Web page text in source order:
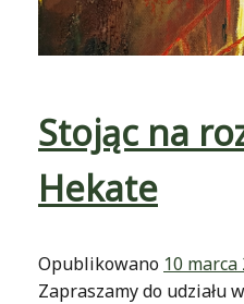
Stojąc na
Hekate
Opublikowano 10 marca
Zapraszamy do udziału